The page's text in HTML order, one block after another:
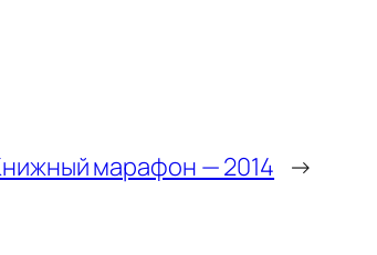
марафон — 2014 →